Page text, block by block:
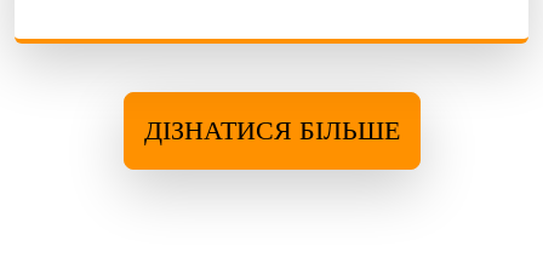
ДІЗНАТИСЯ БІЛЬШЕ